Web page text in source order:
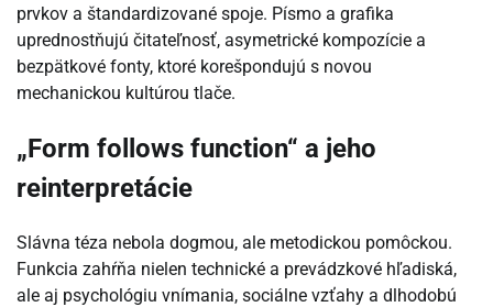
prvkov a štandardizované spoje. Písmo a grafika
uprednostňujú čitateľnosť, asymetrické kompozície a
bezpätkové fonty, ktoré korešpondujú s novou
mechanickou kultúrou tlače.
„Form follows function“ a jeho
reinterpretácie
Slávna téza nebola dogmou, ale metodickou pomôckou.
Funkcia zahŕňa nielen technické a prevádzkové hľadiská,
ale aj psychológiu vnímania, sociálne vzťahy a dlhodobú